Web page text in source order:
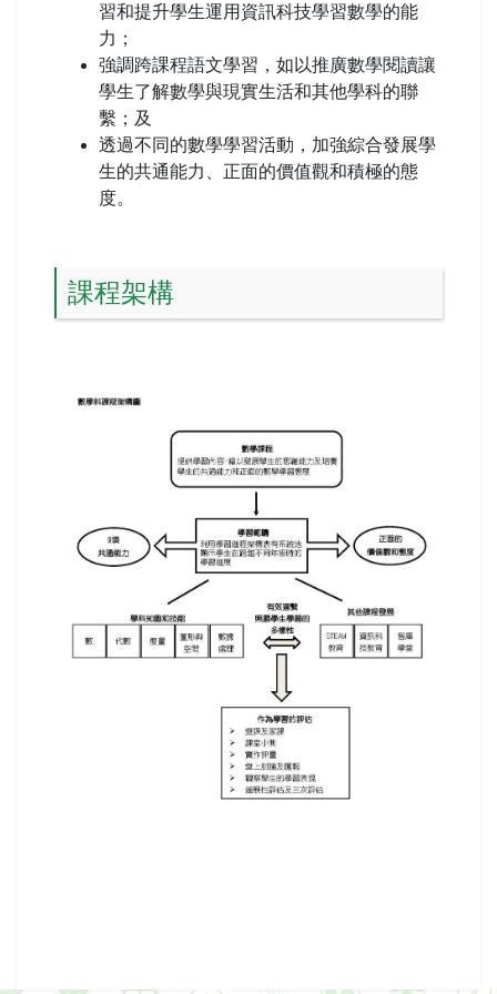
習和提升學生運用資訊科技學習數學的能
力；
強調跨課程語文學習，如以推廣數學閱讀讓
學生了解數學與現實生活和其他學科的聯
繫；及
透過不同的數學學習活動，加強綜合發展學
生的共通能力、正面的價值觀和積極的態
度。
課程架構